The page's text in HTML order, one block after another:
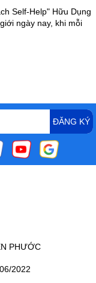
Self-Help" Hữu Dụng
ngày nay, khi mỗi
ĐĂNG KÝ
PHƯỚC
2022